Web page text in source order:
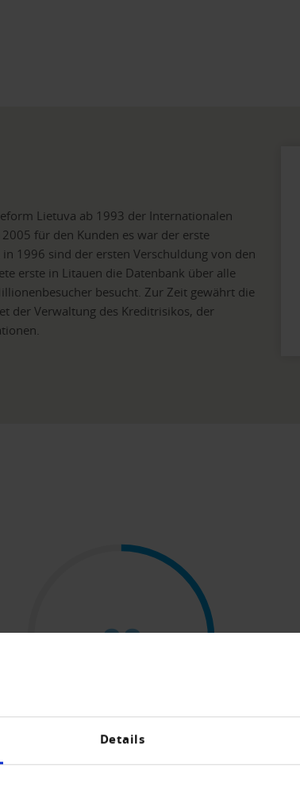
Details
Lietuva ab 1993 der Internationalen
für den Kunden es war der erste
1996 sind der ersten Verschuldung von den
erste in Litauen die Datenbank über alle
besucht. Zur Zeit gewährt die
der Verwaltung des Kreditrisikos, der
88